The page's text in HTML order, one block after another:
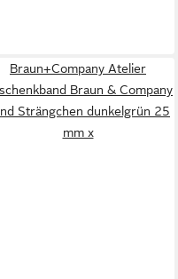
Braun+Company Atelier
Braun & Company
Strängchen dunkelgrün 25
mm x